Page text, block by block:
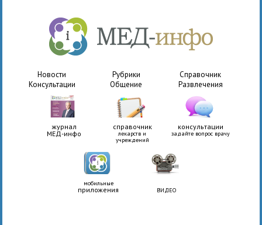
Новости Рубрики
Справочник
Консультации
Общение Развлечения
журнал
МЕД-инфо
справочник
лекарств и
учреждений
консультации
задайте вопрос врачу
мобильные
приложения ВИДЕО